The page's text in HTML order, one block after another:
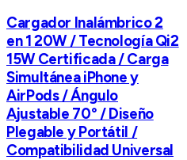
Cargador Inalámbrico 2
en 1 20W / Tecnología Qi2
15W Certificada / Carga
Simultánea iPhone y
AirPods / Ángulo
Ajustable 70° / Diseño
Plegable y Portátil /
Compatibilidad Universal